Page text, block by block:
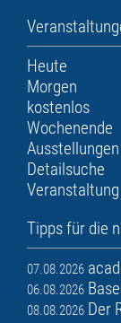
Heute
Morgen
kostenlos
Wochenende
Ausstellungen
Detailsuche
Tipps für die
07.08.2026
06.08.2026
08.08.2026 Der